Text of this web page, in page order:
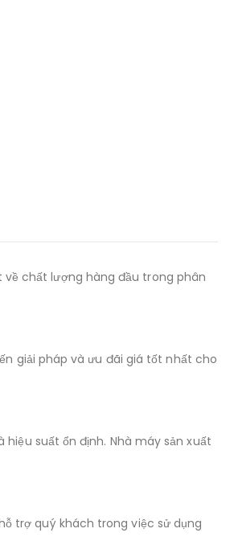
chất lượng hàng đầu trong phân
giải pháp và ưu đãi giá tốt nhất cho
hiệu suất ổn định. Nhà máy sản xuất
trợ quý khách trong việc sử dụng